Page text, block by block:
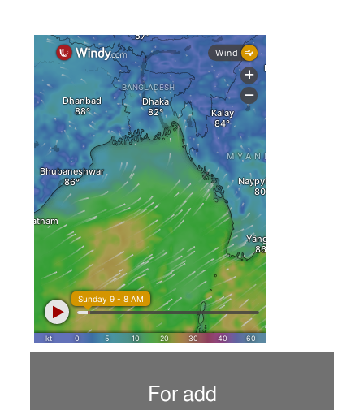
For add